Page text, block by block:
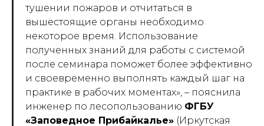
тушении пожаров и отчитаться в
вышестоящие органы необходимо
некоторое время. Использование
полученных знаний для работы с системой
после семинара поможет более эффективно
и своевременно выполнять каждый шаг на
практике в рабочих моментах», – пояснила
инженер по лесопользованию ФГБУ
«Заповедное Прибайкалье» (Иркутская